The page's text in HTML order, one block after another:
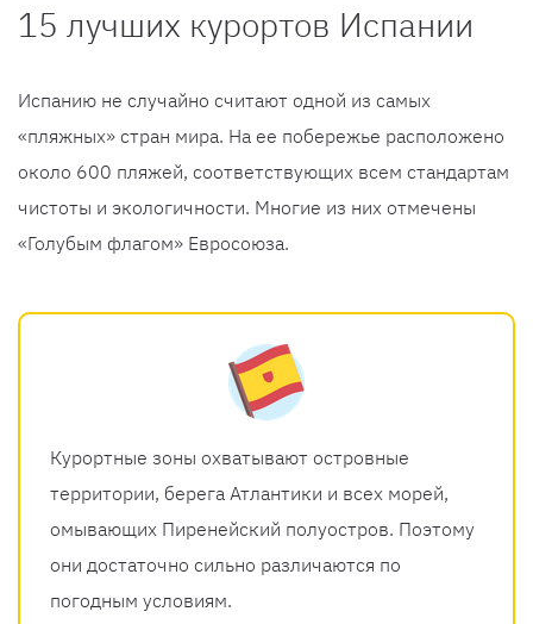
15 лучших курортов Испании
Испанию не случайно считают одной из самых
«пляжных» стран мира. На ее побережье расположено
около 600 пляжей, соответствующих всем стандартам
чистоты и экологичности. Многие из них отмечены
«Голубым флагом» Евросоюза.
Курортные зоны охватывают островные
территории, берега Атлантики и всех морей,
омывающих Пиренейский полуостров. Поэтому
они достаточно сильно различаются по
погодным условиям.